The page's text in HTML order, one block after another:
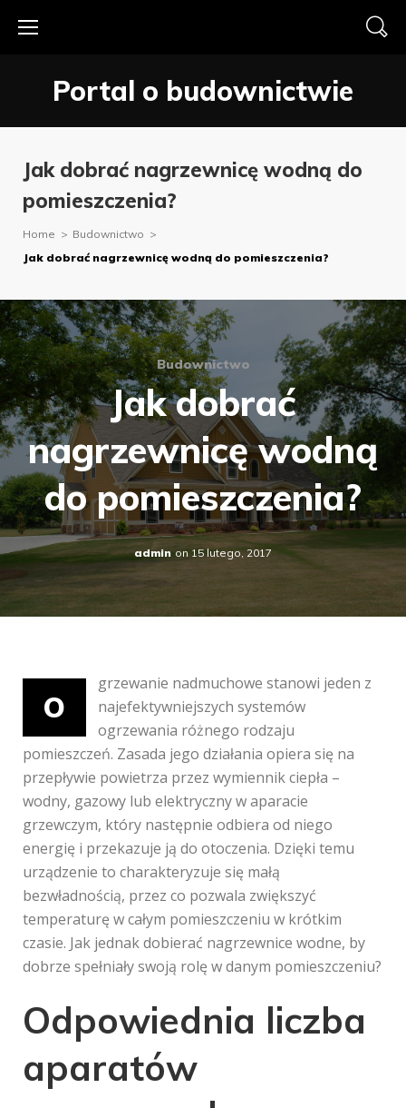
Portal o budownictwie
Jak dobrać nagrzewnicę wodną do
pomieszczenia?
Home > Budownictwo >
Jak dobrać nagrzewnicę wodną do pomieszczenia?
Budownictwo
Jak dobrać
nagrzewnicę wodną
do pomieszczenia?
admin on 15 lutego, 2017
O
grzewanie nadmuchowe stanowi jeden z
najefektywniejszych systemów
ogrzewania różnego rodzaju
pomieszczeń. Zasada jego działania opiera się na
przepływie powietrza przez wymiennik ciepła –
wodny, gazowy lub elektryczny w aparacie
grzewczym, który następnie odbiera od niego
energię i przekazuje ją do otoczenia. Dzięki temu
urządzenie to charakteryzuje się małą
bezwładnością, przez co pozwala zwiększyć
temperaturę w całym pomieszczeniu w krótkim
czasie. Jak jednak dobierać nagrzewnice wodne, by
dobrze spełniały swoją rolę w danym pomieszczeniu?
Odpowiednia liczba
aparatów